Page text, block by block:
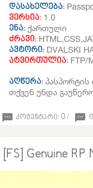
დასახელება:
ვერსია: 1.0
ენა: ქართული
ძრავი:
ავტორი: DVALSKI
ატვირთულია: FTP/
აღწერა:
თქვენ უნდა
კომენტარი: 0 /
[FS] Genuine